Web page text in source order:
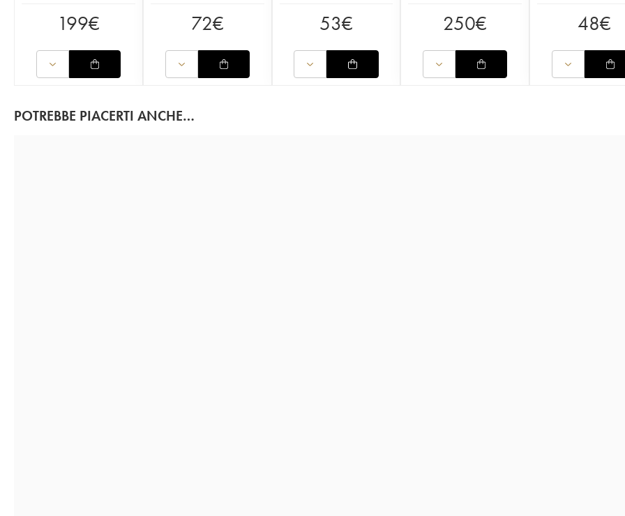
199€ 72€ 53€ 250€ 48€
POTREBBE PIACERTI ANCHE…